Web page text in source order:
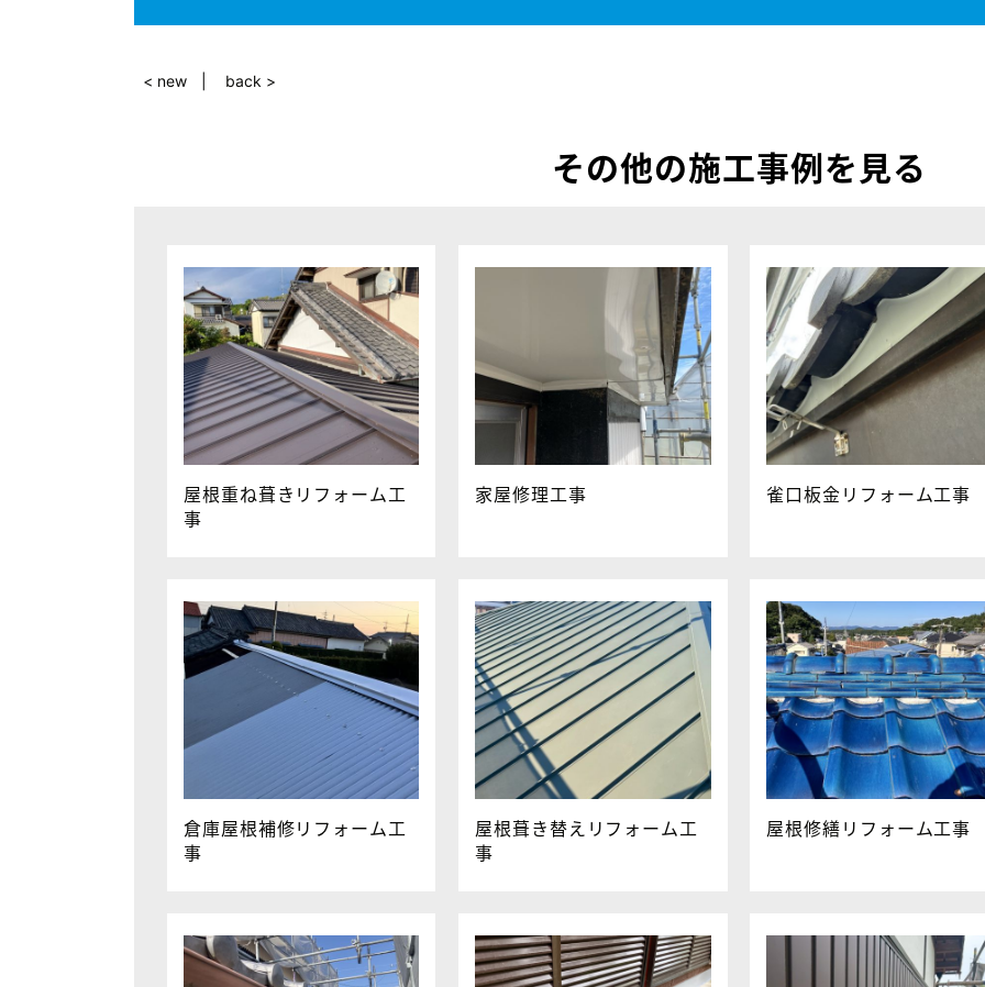
< new back >
その他の施工事例を見る
屋根重ね葺きリフォーム工
事
家屋修理工事 雀口板金リフォーム工事
倉庫屋根補修リフォーム工
事
屋根葺き替えリフォーム工
事
屋根修繕リフォーム工事